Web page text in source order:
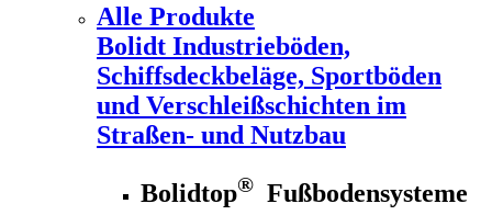
Alle Produkte
Bolidt Industrieböden,
Schiffsdeckbeläge, Sportböden
und Verschleißschichten im
Straßen- und Nutzbau
Bolidtop® Fußbodensysteme